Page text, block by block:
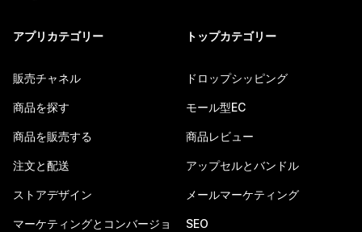
アプリカテゴリー
販売チャネル
商品を探す
商品を販売する
注文と配送
ストアデザイン
マーケティングとコンバージョ
トップカテゴリー
ドロップシッピング
モール型EC
商品レビュー
アップセルとバンドル
メールマーケティング
SEO